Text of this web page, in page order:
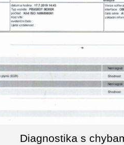
Diagnostika s